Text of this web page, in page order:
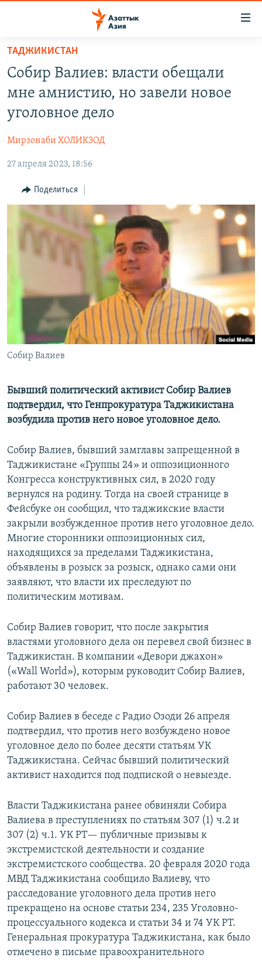
Вернуться
основному
содержанию
главной
навигации
Вернутся
поиску
ЦЕНТРАЛЬНАЯ АЗИЯ
КАЗАХСТАН
ТАДЖИКИСТАН
НОВОСТИ
ҚАЗАҚША
КЫРГЫЗЧА
ЎЗБЕКЧА
ТОҶИКӢ
TÜRKMENÇE
Все сайты РСЕ/РС
ТАДЖИКИСТАН
Собир Валиев: власти обещали
мне амнистию, но завели новое
уголовное дело
Мирзонаби ХОЛИКЗОД
27 апреля 2023, 18:56
Поделиться
Собир Валиев
Бывший политический активист Собир Валиев
подтвердил, что Генпрокуратура Таджикистана
возбудила против него новое уголовное дело.
Собир Валиев, бывший замглавы запрещенной в
Таджикистане «Группы 24» и оппозиционного
Конгресса конструктивных сил, в 2020 году
вернулся на родину. Тогда на своей странице в
Фейсбуке он сообщил, что таджикские власти
закрыли возбужденное против него уголовное дело.
Многие сторонники оппозиционных сил,
находящихся за пределами Таджикистана,
объявлены в розыск за розыск, однако сами они
заявляют, что власти их преследуют по
политическим мотивам.
Собир Валиев говорит, что после закрытия
властями уголовного дела он перевел свой бизнес в
Таджикистан. В компании «Девори джахон»
(«Wall World»), которым руководит Собир Валиев,
работают 30 человек.
Собир Валиев в беседе с Радио Озоди 26 апреля
подтвердил, что против него возбуждено новое
уголовное дело по более десяти статьям УК
Таджикистана. Сейчас бывший политический
активист находится под подпиской о невыезде.
Власти Таджикистана ранее обвиняли Собира
Валиева в преступлениях по статьям 307 (1) ч.2 и
307 (2) ч.1. УК РТ— публичные призывы к
экстремистской деятельности и создание
экстремистского сообщества. 20 февраля 2020 года
МВД Таджикистана сообщило Валиеву, что
расследование уголовного дела против него
прекращено на основе статьи 234, 235 Уголовно-
процессуального кодекса и статьи 34 и 74 УК РТ.
Генеральная прокуратура Таджикистана, как было
отмечено в письме правоохранительного